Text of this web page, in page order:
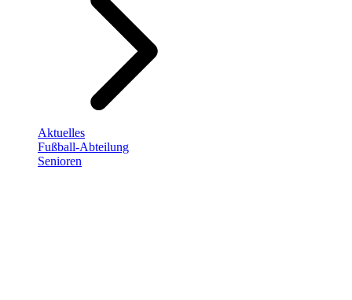
Aktuelles
Fußball-Abteilung
Senioren